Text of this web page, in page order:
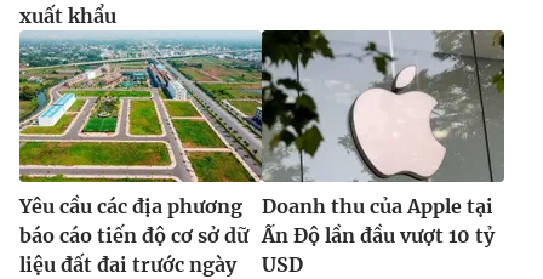
xuất khẩu
Yêu cầu các địa phương
báo cáo tiến độ cơ sở dữ
liệu đất đai trước ngày
Doanh thu của Apple tại
Ấn Độ lần đầu vượt 10 tỷ
USD